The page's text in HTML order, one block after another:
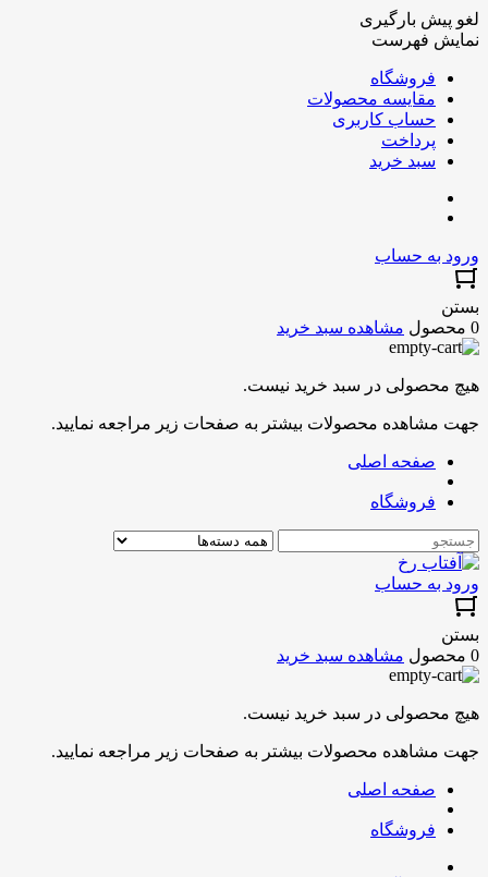
لغو پیش بارگیری
نمایش فهرست
فروشگاه
مقایسه محصولات
حساب کاربری
پرداخت
سبد خرید
ورود به حساب
بستن
0 محصول
مشاهده سبد خرید
هیچ محصولی در سبد خرید نیست.
جهت مشاهده محصولات بیشتر به صفحات زیر مراجعه نمایید.
صفحه اصلی
فروشگاه
ورود به حساب
بستن
0 محصول
مشاهده سبد خرید
هیچ محصولی در سبد خرید نیست.
جهت مشاهده محصولات بیشتر به صفحات زیر مراجعه نمایید.
صفحه اصلی
فروشگاه